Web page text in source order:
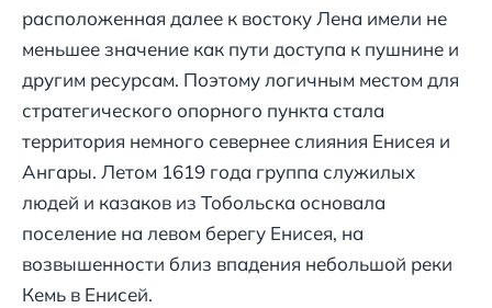
расположенная далее к востоку Лена имели не
меньшее значение как пути доступа к пушнине и
другим ресурсам. Поэтому логичным местом для
стратегического опорного пункта стала
территория немного севернее слияния Енисея и
Ангары. Летом 1619 года группа служилых
людей и казаков из Тобольска основала
поселение на левом берегу Енисея, на
возвышенности близ впадения небольшой реки
Кемь в Енисей.